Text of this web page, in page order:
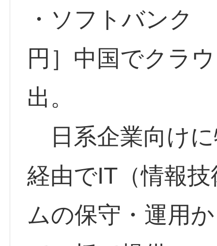
・ソフトバンク
円］中国でクラ
出。
日系企業向け
経由でIT（情報
ムの保守・運用